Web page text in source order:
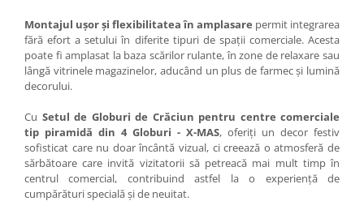
Montajul ușor și flexibilitatea în amplasare permit integrarea
fără efort a setului în diferite tipuri de spații comerciale. Acesta
poate fi amplasat la baza scărilor rulante, în zone de relaxare sau
lângă vitrinele magazinelor, aducând un plus de farmec și lumină
decorului.
Cu Setul de Globuri de Crăciun pentru centre comerciale
tip piramidă din 4 Globuri - X-MAS, oferiți un decor festiv
sofisticat care nu doar încântă vizual, ci creează o atmosferă de
sărbătoare care invită vizitatorii să petreacă mai mult timp în
centrul comercial, contribuind astfel la o experiență de
cumpărături specială și de neuitat.